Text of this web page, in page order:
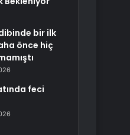
bir ilk
önce hiç
feci